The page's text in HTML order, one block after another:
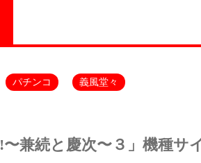
パチンコ 義風堂々
〜兼続と慶次〜３」機種